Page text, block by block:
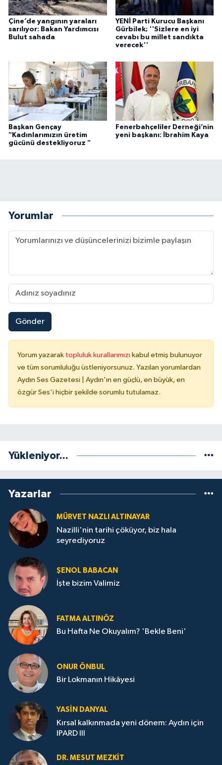
Çine’de yangının yaraları
sarılıyor: Bakan Yardımcısı
Bulut sahada
YENİ Parti Kurucu Başkanı
Gürbilek; ''Sizlere en iyi
cevabı bu millet sandıkta
verecek''
Başkan Gençay
"Kadınlarımızın üretim
gücünü destekliyoruz "
Fenerbahçeliler Derneği’nin
yeni başkanı: İbrahim Kaya
Yorumlar
Gönder
Yorum yazarak topluluk kurallarımızı kabul etmiş bulunuyor
ve tüm sorumluluğu üstleniyorsunuz. Yazılan yorumlardan
Aydın Ses Gazetesi | Aydın'ın en güçlü, en büyük, en
özgür Ses'i hiçbir şekilde sorumlu tutulamaz.
Yükleniyor...
Yazarlar
MÜRVET NAZLI ALTINAYAR
Nazilli'nin tarihi çöküyor, biz hala
seyrediyoruz
ŞENOL BABACAN
İşte bizim Valimiz
FATMA ALTINÖZ
Bu Hafta Ne Okuyalım? 'Bekle Beni'
ONUR ÖNBUL
Bir Lokmanın Hikâyesi
YASIN DANYAL
Kırsal kalkınmada yeni dönem: Aydın için
IPARD III
DR. MESUT MEZKIT